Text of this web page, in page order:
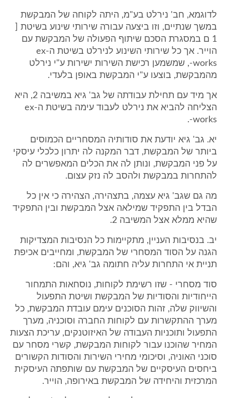
לדוגמא, חב' נירלט בע"מ, היתה לקוחה של המבקשת
במשך שנתיים, וזו ביצעה עבורה שירותי שינוע בשיטת [
1 ם במסגרת הסכם שיתוף הפעולה של המבקשת עם
הוייר. אך כל שירותי השינוע לנירלט בשיטת הex-
works-, שמשמען רכישת השירות ישירות ע"י נירלט
מהמבקשת, בוצעו ע"י המבקשת באופן בלעדי.
אך מיד עם תחילת עבודתה של גב' גיא במשיבה 2, היא
הצליחה להביא את נירלט לעבוד עימה בשיטת הex-
works-.
יא. גב' גיא יודעת את סודותיה המסחריים הכמוסים
ביותר של המבקשת, דבר המקנה לה יתרון כלכלי עיסקי
על פני המבקשת, ונותן לה את הכלים המאפשרים לה
להתחרות במבקשת ולהסב לה נזק עצום.
מה גם שגב' גיא עצמה, בתצהירה, הצהירה כי אין כל
הבדל בין התפקיד שמילאה אצל המבקשת ובין התפקיד
שהיא ממלא אצל המשיבה 2.
יב. בנסיבות העניין, מתקיימות כל הנסיבות המצדיקות
הגנה על הסוד המסחרי של המבקשת, ומחייבים אכיפת
תניית אי התחרות עליה חתומה גב' גיא, והם:
סוד מסחרי - שזו רשימת לקוחות, נוסחאות התמחור
הייחודיות והסודיות של המבקשת ושיטת התפעול
והשיווק שלה, זהות הסוכנים עימם עובדת המבקשת, כל
מערך ההתקשרות עם לקוחות החברה וסוכניה, מערך
התפעול ותוכניות העבודה של האיזוטנקים, עריכת הצעות
המחיר שהוכנו עבור לקוחות המבקשת, קשרי מסחר עם
סוכני האוניה, וסיכומי מחירי השירות והסודות הקשורים
ביחסים העיסקיים של המבקשת עם שותפתה העיסקית
המרכזית והיחידה של המבקשת באירופה, הוייר.